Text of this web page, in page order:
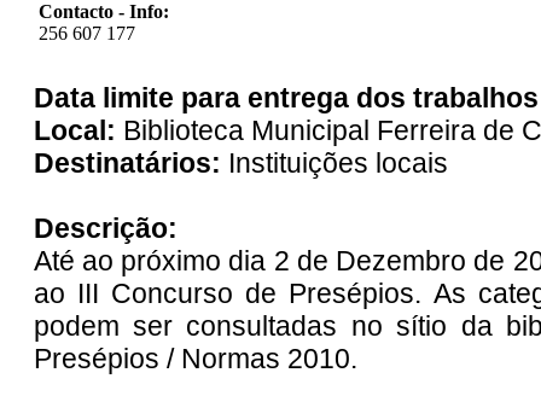
Contacto - Info:
256 607 177
Data limite para entrega dos
Local: Biblioteca Municipal Ferreira de
Destinatários: Instituições locais
Descrição:
Até ao próximo dia 2 de Dezembro de
ao III Concurso de Presépios. As
podem ser consultadas no sítio da
Presépios / Normas 2010.